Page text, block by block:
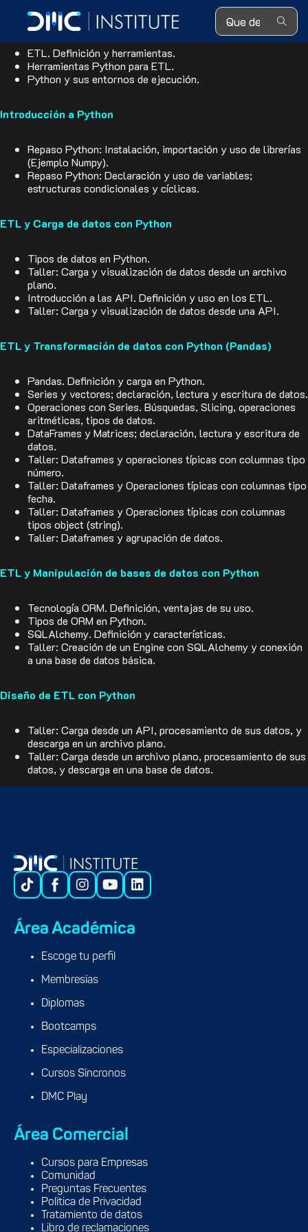
Search ...
Fundamentos de ETL con Python
ETL. Definición y herramientas.
Herramientas Python para ETL.
Python y sus entornos de ejecución.
Introducción a Python
Repaso Python: Instalación, importación y uso de librerías
(Ejemplo Numpy).
Repaso Python: Declaración y uso de variables;
estructuras condicionales y cíclicas.
ETL y Carga de datos con Python
Tipos de datos en Python.
Taller: Carga y visualización de datos desde un archivo
plano.
Introducción a las API. Definición y uso en los ETL.
Taller: Carga y visualización de datos desde una API.
ETL y Transformación de datos con Python (Pandas)
Pandas. Definición y carga en Python.
Series y vectores; declaración, lectura y escritura de datos.
Operaciones con Series. Búsquedas, Slicing, operaciones
aritméticas, tipos de datos.
DataFrames y Matrices; declaración, lectura y escritura de
datos.
Taller: Dataframes y operaciones típicas con columnas tipo
número.
Taller: Dataframes y Operaciones típicas con columnas tipo
fecha.
Taller: Dataframes y Operaciones típicas con columnas
tipos object (string).
Taller: Dataframes y agrupación de datos.
ETL y Manipulación de bases de datos con Python
Tecnología ORM. Definición, ventajas de su uso.
Tipos de ORM en Python.
SQLAlchemy. Definición y características.
Taller: Creación de un Engine con SQLAlchemy y conexión
a una base de datos básica.
Diseño de ETL con Python
Taller: Carga desde un API, procesamiento de sus datos, y
descarga en un archivo plano.
Taller: Carga desde un archivo plano, procesamiento de sus
datos, y descarga en una base de datos.
Área Académica
Escoge tu perfil
Membresías
Diplomas
Bootcamps
Especializaciones
Cursos Síncronos
DMC Play
Área Comercial
Cursos para Empresas
Comunidad
Preguntas Frecuentes
Política de Privacidad
Tratamiento de datos
Libro de reclamaciones